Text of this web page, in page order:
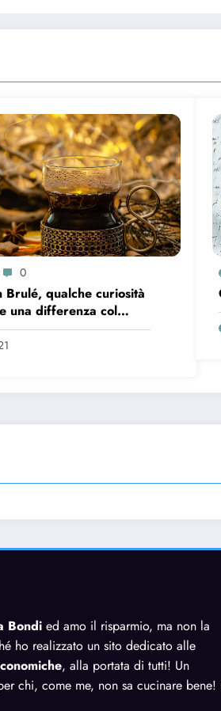
0
Brulé, qualche curiosità
una differenza col
Bondi ed amo il risparmio, ma non la
ho realizzato un sito dedicato alle
, alla portata di tutti! Un
chi, come me, non sa cucinare bene!